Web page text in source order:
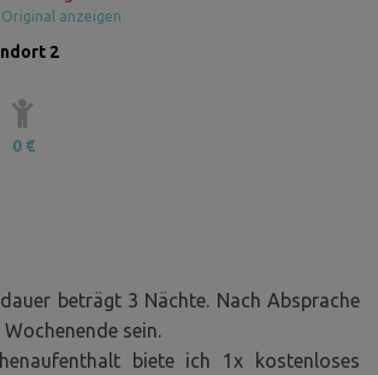
Original anzeigen
2
0 €
beträgt 3 Nächte. Nach Absprache
sein.
biete ich 1x kostenloses